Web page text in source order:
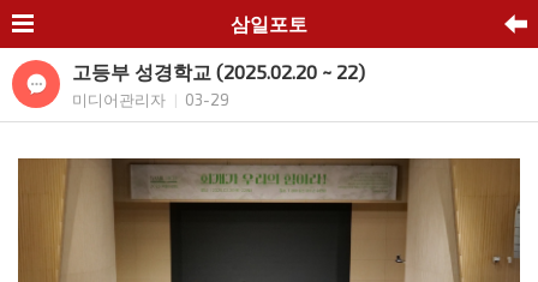
삼일포토
고등부 성경학교 (2025.02.20 ~ 22)
미디어관리자 03-29